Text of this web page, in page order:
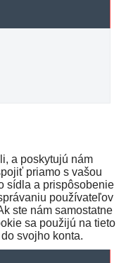
a poskytujú nám
priamo s vašou
sídla a prispôsobenie
používateľov
ste nám samostatne
sa použijú na tieto
svojho konta.